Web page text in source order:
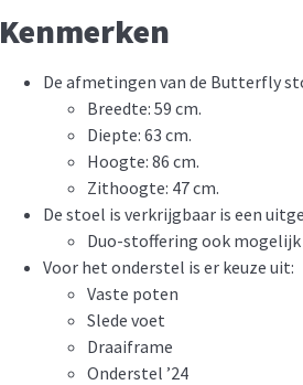
Kenmerken
De afmetingen van de Butterfly
Breedte: 59 cm.
Diepte: 63 cm.
Hoogte: 86 cm.
Zithoogte: 47 cm.
De stoel is verkrijgbaar is een
Duo-stoffering ook
Voor het onderstel is er keuze uit:
Vaste poten
Slede voet
Draaiframe
Onderstel ’24